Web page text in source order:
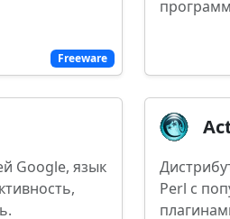
Freeware
Google, язык
Perl с